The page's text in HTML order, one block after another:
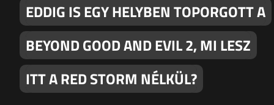
EDDIG IS EGY HELYBEN TOPORGOTT A
BEYOND GOOD AND EVIL 2, MI LESZ
ITT A RED STORM NÉLKÜL?